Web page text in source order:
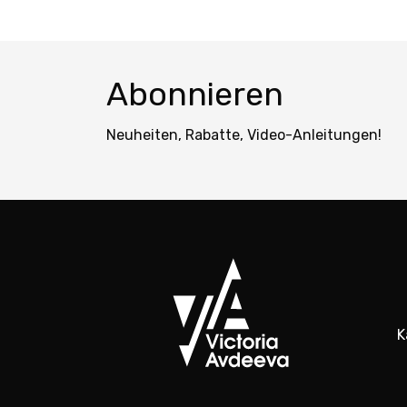
Abonnieren
Neuheiten, Rabatte, Video-Anleitungen!